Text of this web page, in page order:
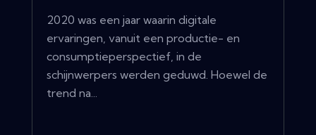
2020 was een jaar waarin digitale
ervaringen, vanuit een productie- en
consumptieperspectief, in de
schijnwerpers werden geduwd. Hoewel de
trend na...